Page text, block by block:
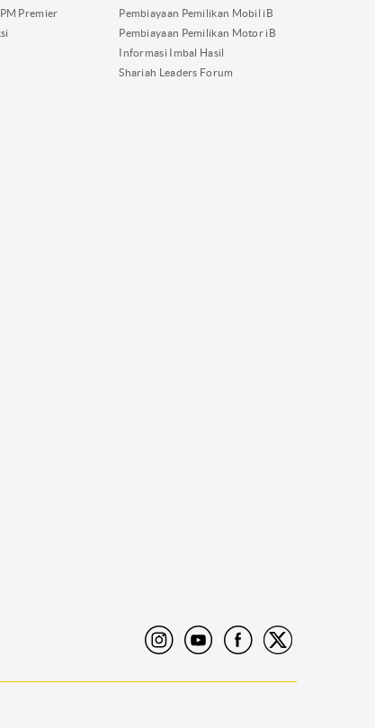
Premier
Pembiayaan Pemilikan Mobil iB
Pembiayaan Pemilikan Motor iB
Informasi Imbal Hasil
Shariah Leaders Forum